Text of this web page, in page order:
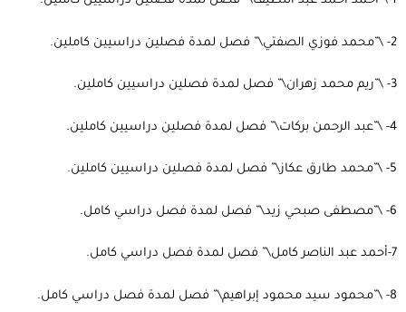
2- \”محمد فوزي الصفتي\” فصل لمدة فصلين دراسيين كاملين.
3- \”ريم محمد زهران\” فصل لمدة فصلين دراسيين كاملين.
4- \”عبد الرحمن بركات\” فصل لمدة فصلين دراسيين كاملين.
5- \”محمد طارق عكاز\” فصل لمدة فصلين دراسيين كاملين.
6- \”مصطفى صبحي زيد\” فصل لمدة فصل دراسي كامل.
7-أحمد عبد الناصر كامل\” فصل لمدة فصل دراسي كامل.
8- \”محمود سيد محمود إبراهيم\” فصل لمدة فصل دراسي كامل.